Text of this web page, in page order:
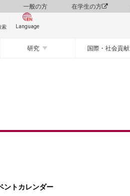
一般の方 在学生の方
索 Language
研究 国際・社会貢献
ントカレンダー